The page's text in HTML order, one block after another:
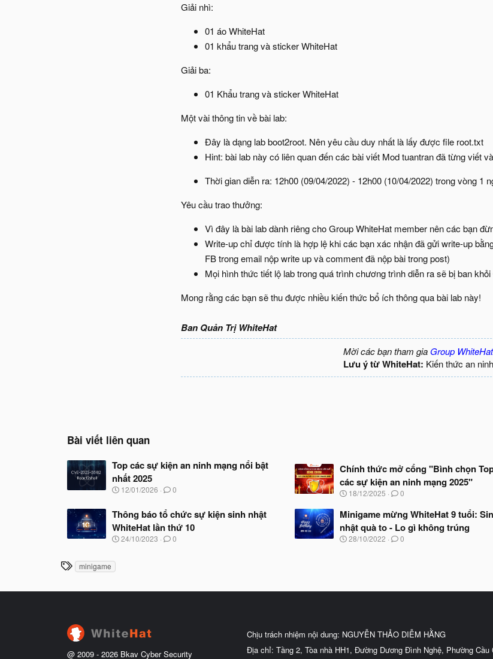
Giải nhì:
01 áo WhiteHat
01 khẩu trang và sticker WhiteHat
Giải ba:
01 Khẩu trang và sticker WhiteHat
Một vài thông tin về bài lab:
Đây là dạng lab boot2root. Nên yêu cầu duy nhất là lấy được file root.txt
Hint: bài lab này có liên quan đến các bài viết Mod tuantran đã từng viết
Thời gian diễn ra: 12h00 (09/04/2022) - 12h00 (10/04/2022) trong vòng 1
Yêu cầu trao thưởng:
Vì đây là bài lab dành riêng cho Group WhiteHat member nên các bạn
Write-up chỉ được tính là hợp lệ khi các bạn xác nhận đã gửi write-up
FB trong email nộp write up và comment đã nộp bài trong post)
Mọi hình thức tiết lộ lab trong quá trình chương trình diễn ra sẽ bị ban
Mong rằng các bạn sẽ thu được nhiều kiến thức bổ ích thông qua bài lab này!
Ban Quản Trị WhiteHat
Mời các bạn tham gia Group WhiteHat
Lưu ý từ WhiteHat: Kiến thức an
Bài viết liên quan
Top các sự kiện an ninh mạng nổi bật
nhất 2025
N
y
b
ắ
12/01/2026 0
Chính thức mở cổng "Bình chọn
các sự kiện an ninh mạng 2025"
N
à
y
b
ắ
18/12/2025 0
Thông báo tổ chức sự kiện sinh nhật
WhiteHat lần thứ 10
N
24/10/2023 0
Minigame mừng WhiteHat 9 tuổi:
nhật quà to - Lo gì không trúng
N
28/10/2022 0
T
ẻ
minigame
@ 2009 - 2026 Bkav Cyber Security
Chịu trách nhiệm nội dung: NGUYỄN THẢO DIỄM HẰNG
Địa chỉ: Tầng 2, Tòa nhà HH1, Đường Dương Đình Nghệ, Phường Cầu